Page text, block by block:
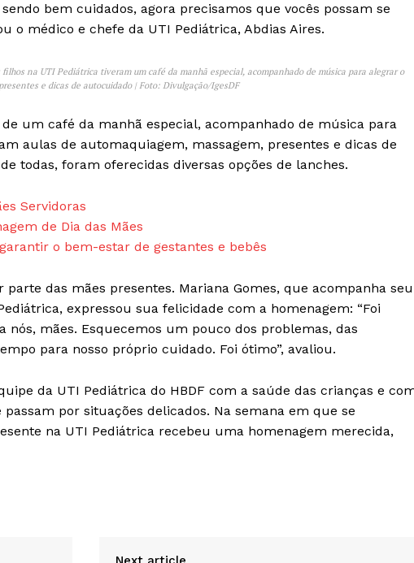
bem cuidados, agora precisamos que vocês possam se
o médico e chefe da UTI Pediátrica, Abdias Aires.
na UTI Pediátrica tiveram um café da manhã especial, acompanhado de música para alegrar o
e dicas de autocuidado | Foto: Divulgação/IgesDF
um café da manhã especial, acompanhado de música para
aulas de automaquiagem, massagem, presentes e dicas de
todas, foram oferecidas diversas opções de lanches.
Servidoras
de Dia das Mães
o bem-estar de gestantes e bebês
das mães presentes. Mariana Gomes, que acompanha seu
expressou sua felicidade com a homenagem: “Foi
mães. Esquecemos um pouco dos problemas, das
para nosso próprio cuidado. Foi ótimo”, avaliou.
da UTI Pediátrica do HBDF com a saúde das crianças e
por situações delicados. Na semana em que se
na UTI Pediátrica recebeu uma homenagem merecida,